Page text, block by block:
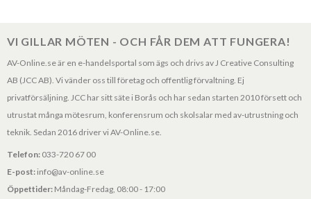
VI GILLAR MÖTEN - OCH FÅR DEM ATT FUNGERA!
AV-Online.se är en e-handelsportal som ägs och drivs av J Creative Consulting
AB (JCC AB). Vi vänder oss till företag och offentlig förvaltning. Ej
privatförsäljning. JCC har sitt säte i Borås och har sedan starten 2010 försett och
utrustat många mötesrum, konferensrum och skolsalar med av-utrustning och
teknik. Sedan 2016 driver vi AV-Online.se.
Telefon: 033-720 67 00
E-post: info@av-online.se
Öppettider: Måndag-Fredag, 08:00 - 17:00